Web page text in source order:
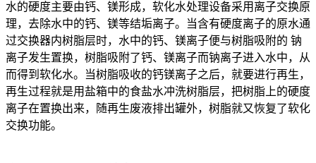
水的硬度主要由钙、镁形成，软化水处理设备采用离子交换原
理，去除水中的钙、镁等结垢离子。
当含有硬度离子的原水通
过交换器内树脂层时，水中的钙、镁离子便与树脂吸附的 钠
离子发生置换，树脂吸附了钙、镁离子而钠离子进入水中，从
而得到软化水。当树脂吸收的钙镁离子之后，就要进行再生，
再生过程就是用盐箱中的食盐水冲洗树脂层，把树脂上的硬度
离子在置换出来，随再生废液排出罐外，树脂就又恢复了软化
交换功能。